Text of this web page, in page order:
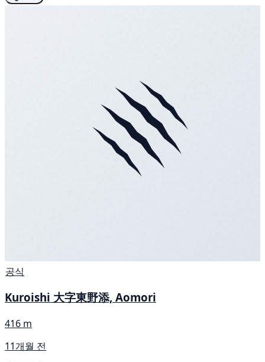
공식
Kuroishi 大字東野添, Aomori
416 m
11개월 전